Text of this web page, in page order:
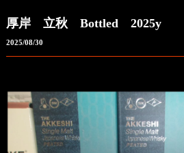
厚岸 立秋 Bottled 2025y
2025/08/30